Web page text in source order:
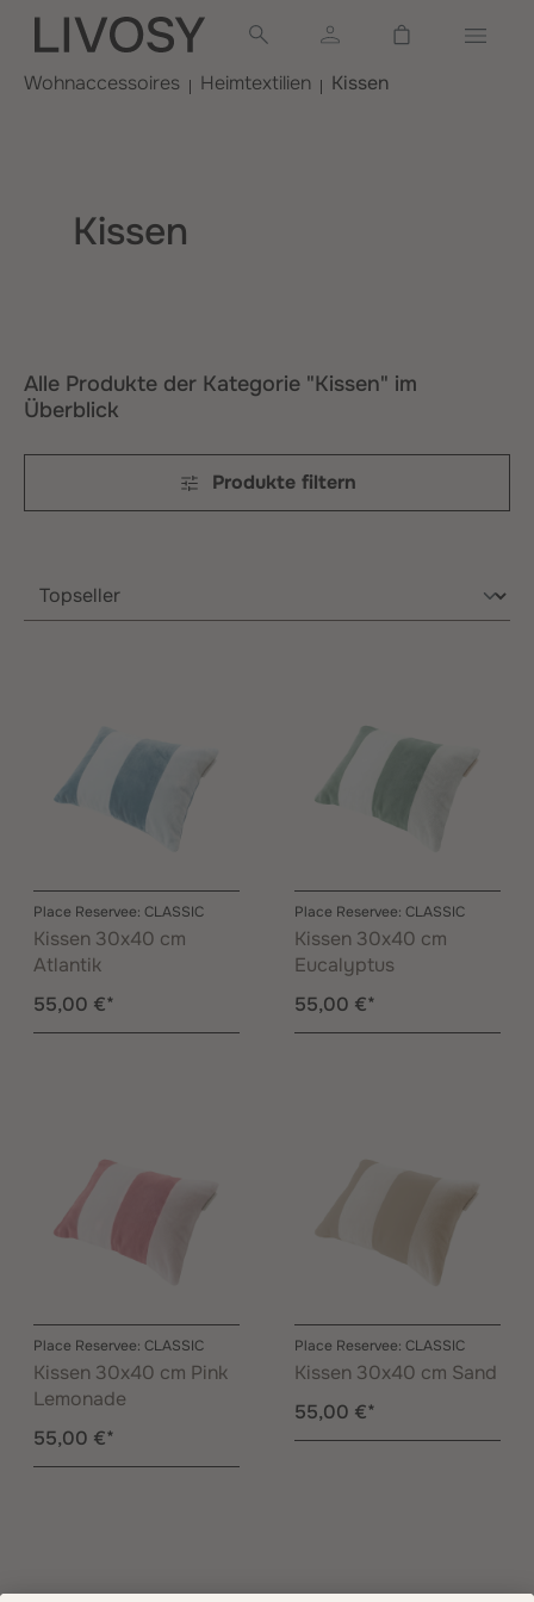
springen
Warenkorb
Wohnaccessoires
Heimtextilien Kissen
Kissen
Alle Produkte der Kategorie "Kissen" im
Überblick
Produkte filtern
Place Reservee: CLASSIC
Kissen 30x40 cm
Atlantik
55,00 €*
Place Reservee: CLASSIC
Kissen 30x40 cm
Eucalyptus
55,00 €*
Place Reservee: CLASSIC
Kissen 30x40 cm Pink
Lemonade
55,00 €*
Place Reservee: CLASSIC
Kissen 30x40 cm Sand
55,00 €*